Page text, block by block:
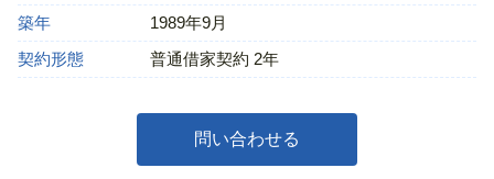
築年
1989年9月
契約形態
普通借家契約 2年
問い合わせる